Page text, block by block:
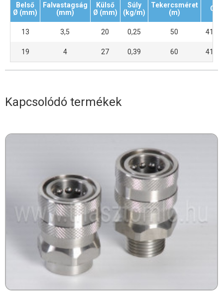
Belső
Ø (mm)
Falvastagság
(mm)
Külső
Ø (mm)
Súly
(kg/m)
Tekercsméret
(m)
13 3,5 20 0,25 50 4104
19 4 27 0,39 60 4104
Kapcsolódó termékek